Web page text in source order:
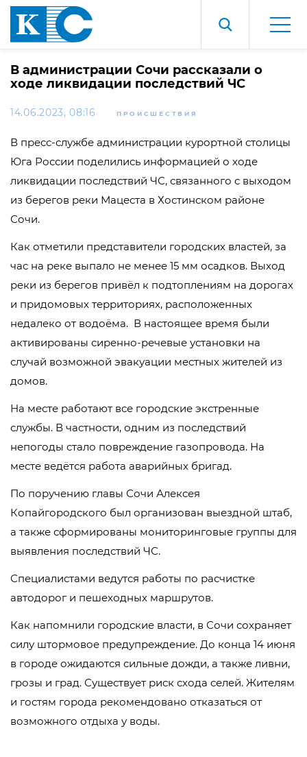
В администрации Сочи рассказали о
ходе ликвидации последствий ЧС
14.06.2023, 08:16 ПРОИСШЕСТВИЯ
В пресс-службе администрации курортной столицы
Юга России поделились информацией о ходе
ликвидации последствий ЧС, связанного с выходом
из берегов реки Мацеста в Хостинском районе
Сочи.
Как отметили представители городских властей, за
час на реке выпало не менее 15 мм осадков. Выход
реки из берегов привёл к подтоплениям на дорогах
и придомовых территориях, расположенных
недалеко от водоёма. В настоящее время были
активированы сиренно-речевые установки на
случай возможной эвакуации местных жителей из
домов.
На месте работают все городские экстренные
службы. В частности, одним из последствий
непогоды стало повреждение газопровода. На
месте ведётся работа аварийных бригад.
По поручению главы Сочи Алексея
Копайгородского был организован выездной штаб,
а также сформированы мониторинговые группы для
выявления последствий ЧС.
Специалистами ведутся работы по расчистке
автодорог и пешеходных маршрутов.
Как напомнили городские власти, в Сочи сохраняет
силу штормовое предупреждение. До конца 14 июня
в городе ожидаются сильные дожди, а также ливни,
грозы и град. Существует риск схода селей. Жителям
и гостям города рекомендовано отказаться от
возможного отдыха у воды.